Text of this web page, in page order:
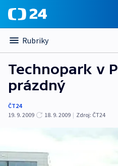
Rubriky
Technopark v
prázdný
ČT24
19. 9. 2009
18. 9. 2009 | Zdroj: ČT24